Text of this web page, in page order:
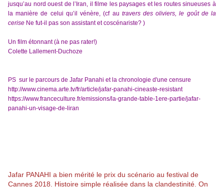
jusqu’au nord ouest de l’Iran, il filme lespaysages et les routes sinueuses à
la manière de celui qu’il vénère, (cf au travers des oliviers, le goût de la
cerise Ne fut-il pas son assistant et coscénariste? )
Un film étonnant (à ne pas rater!)
Colette Lallement-Duchoze
PS sur le parcours de Jafar Panahi et la chronologie d'une censure
http://www.cinema.arte.tv/fr/article/jafar-panahi-cineaste-resistant
https://www.franceculture.fr/emissions/la-grande-table-1ere-partie/jafar-
panahi-un-visage-de-liran
Jafar PANAHI a bien mérité le prix du scénario au festival de
Cannes 2018. Histoire simple réalisée dans la clandestinité. On